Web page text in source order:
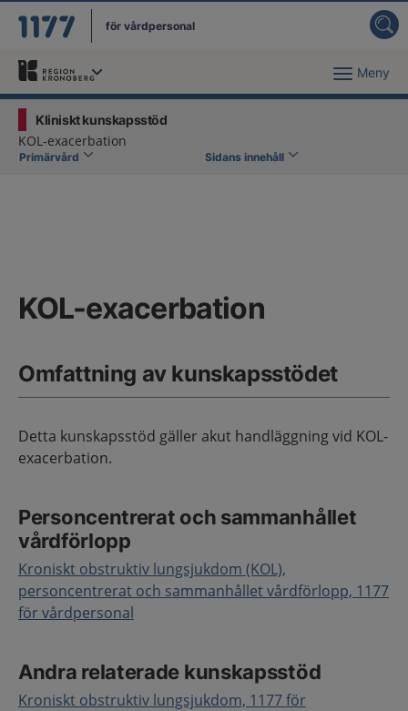
för vårdpersonal
Du har valt region Meny
Kliniskt kunskapsstöd
KOL-exacerbation
Primärvård Sidans innehåll
KOL-exacerbation
Omfattning av kunskapsstödet
Detta kunskapsstöd gäller akut handläggning vid KOL-
exacerbation.
Personcentrerat och sammanhållet
vårdförlopp
Kroniskt obstruktiv lungsjukdom (KOL),
personcentrerat och sammanhållet vårdförlopp, 1177
för vårdpersonal
Andra relaterade kunskapsstöd
Kroniskt obstruktiv lungsjukdom, 1177 för